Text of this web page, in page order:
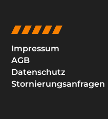
Impressum
AGB
Datenschutz
Stornierungsanfragen